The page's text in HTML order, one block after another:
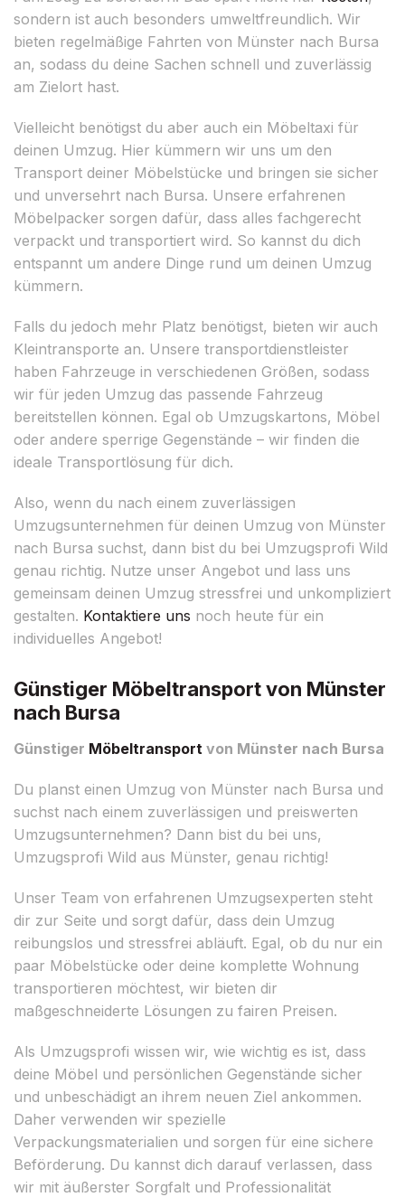
sondern ist auch besonders umweltfreundlich. Wir
bieten regelmäßige Fahrten von Münster nach Bursa
an, sodass du deine Sachen schnell und zuverlässig
am Zielort hast.
Vielleicht benötigst du aber auch ein Möbeltaxi für
deinen Umzug. Hier kümmern wir uns um den
Transport deiner Möbelstücke und bringen sie sicher
und unversehrt nach Bursa. Unsere erfahrenen
Möbelpacker sorgen dafür, dass alles fachgerecht
verpackt und transportiert wird. So kannst du dich
entspannt um andere Dinge rund um deinen Umzug
kümmern.
Falls du jedoch mehr Platz benötigst, bieten wir auch
Kleintransporte an. Unsere transportdienstleister
haben Fahrzeuge in verschiedenen Größen, sodass
wir für jeden Umzug das passende Fahrzeug
bereitstellen können. Egal ob Umzugskartons, Möbel
oder andere sperrige Gegenstände – wir finden die
ideale Transportlösung für dich.
Also, wenn du nach einem zuverlässigen
Umzugsunternehmen für deinen Umzug von Münster
nach Bursa suchst, dann bist du bei Umzugsprofi Wild
genau richtig. Nutze unser Angebot und lass uns
gemeinsam deinen Umzug stressfrei und unkompliziert
gestalten. Kontaktiere uns noch heute für ein
individuelles Angebot!
Günstiger Möbeltransport von Münster
nach Bursa
Günstiger Möbeltransport von Münster nach Bursa
Du planst einen Umzug von Münster nach Bursa und
suchst nach einem zuverlässigen und preiswerten
Umzugsunternehmen? Dann bist du bei uns,
Umzugsprofi Wild aus Münster, genau richtig!
Unser Team von erfahrenen Umzugsexperten steht
dir zur Seite und sorgt dafür, dass dein Umzug
reibungslos und stressfrei abläuft. Egal, ob du nur ein
paar Möbelstücke oder deine komplette Wohnung
transportieren möchtest, wir bieten dir
maßgeschneiderte Lösungen zu fairen Preisen.
Als Umzugsprofi wissen wir, wie wichtig es ist, dass
deine Möbel und persönlichen Gegenstände sicher
und unbeschädigt an ihrem neuen Ziel ankommen.
Daher verwenden wir spezielle
Verpackungsmaterialien und sorgen für eine sichere
Beförderung. Du kannst dich darauf verlassen, dass
wir mit äußerster Sorgfalt und Professionalität